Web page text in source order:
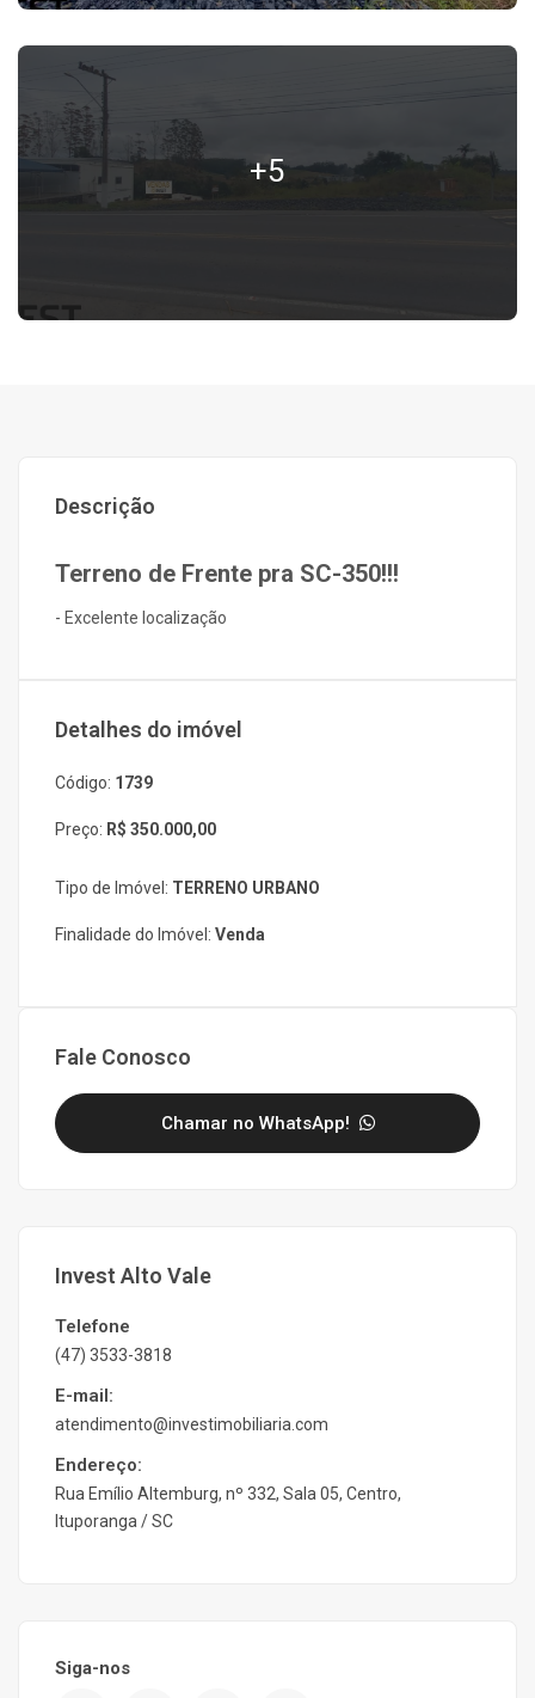
+5
Descrição
Terreno de Frente pra SC-350!!!
- Excelente localização
Detalhes do imóvel
Código: 1739
Preço: R$ 350.000,00
Tipo de Imóvel: TERRENO URBANO
Finalidade do Imóvel: Venda
Fale Conosco
Chamar no WhatsApp!
Invest Alto Vale
Telefone
(47) 3533-3818
E-mail:
atendimento@investimobiliaria.com
Endereço:
Rua Emílio Altemburg, nº 332, Sala 05, Centro,
Ituporanga / SC
Siga-nos